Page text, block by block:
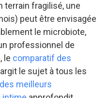
terrain fragilisé, une
peut être envisagée
le microbiote,
professionnel de
le comparatif des
le sujet à tous les
meilleurs